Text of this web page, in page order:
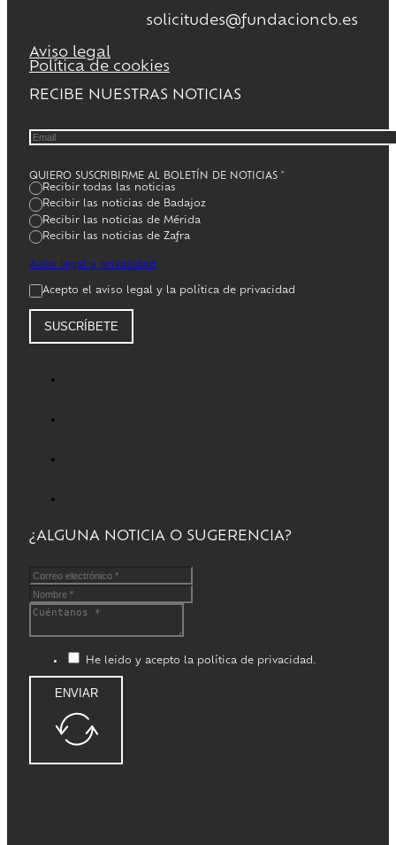
solicitudes@fundacioncb.es
Aviso legal
Política de cookies
RECIBE NUESTRAS NOTICIAS
QUIERO SUSCRIBIRME AL BOLETÍN DE NOTICIAS *
Recibir todas las noticias
Recibir las noticias de Badajoz
Recibir las noticias de Mérida
Recibir las noticias de Zafra
Aviso legal y privacidad
Acepto el aviso legal y la política de privacidad
SUSCRÍBETE
¿ALGUNA NOTICIA O SUGERENCIA?
He leido y acepto la política de privacidad.
ENVIAR